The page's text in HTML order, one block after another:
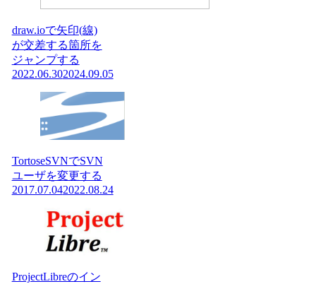
draw.ioで矢印(線)
が交差する箇所を
ジャンプする
2022.06.302024.09.05
TortoseSVNでSVN
ユーザを変更する
2017.07.042022.08.24
ProjectLibreのイン